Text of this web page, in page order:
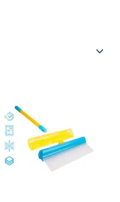
15,99 €
a
24,99 €
più
varianti.
Le
opzioni